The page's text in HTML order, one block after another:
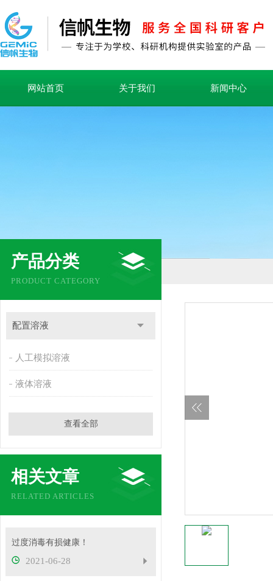
网站首页 关于我们 新闻中心
产品分类
PRODUCT CATEGORY
配置溶液
人工模拟溶液
液体溶液
查看全部
相关文章
RELATED ARTICLES
过度消毒有损健康！
2021-06-28